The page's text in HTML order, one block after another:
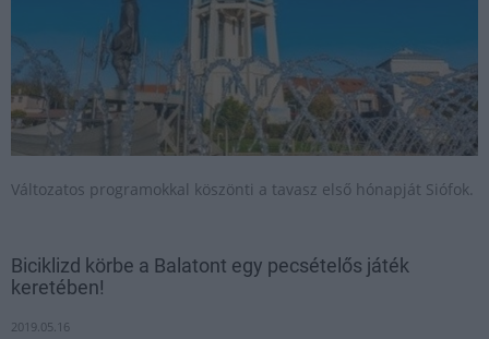
Változatos programokkal köszönti a tavasz első hónapját Siófok.
Biciklizd körbe a Balatont egy pecsételős játék
keretében!
2019.05.16